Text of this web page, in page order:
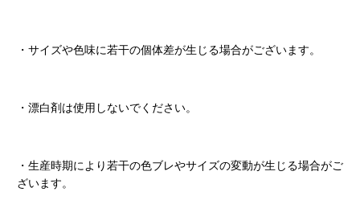
・サイズや色味に若干の個体差が生じる場合がございます。
・漂白剤は使用しないでください。
・生産時期により若干の色ブレやサイズの変動が生じる場合がご
ざいます。